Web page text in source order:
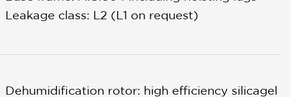
Leakage class: L2 (L1 on request)
Dehumidification rotor: high efficiency silicagel